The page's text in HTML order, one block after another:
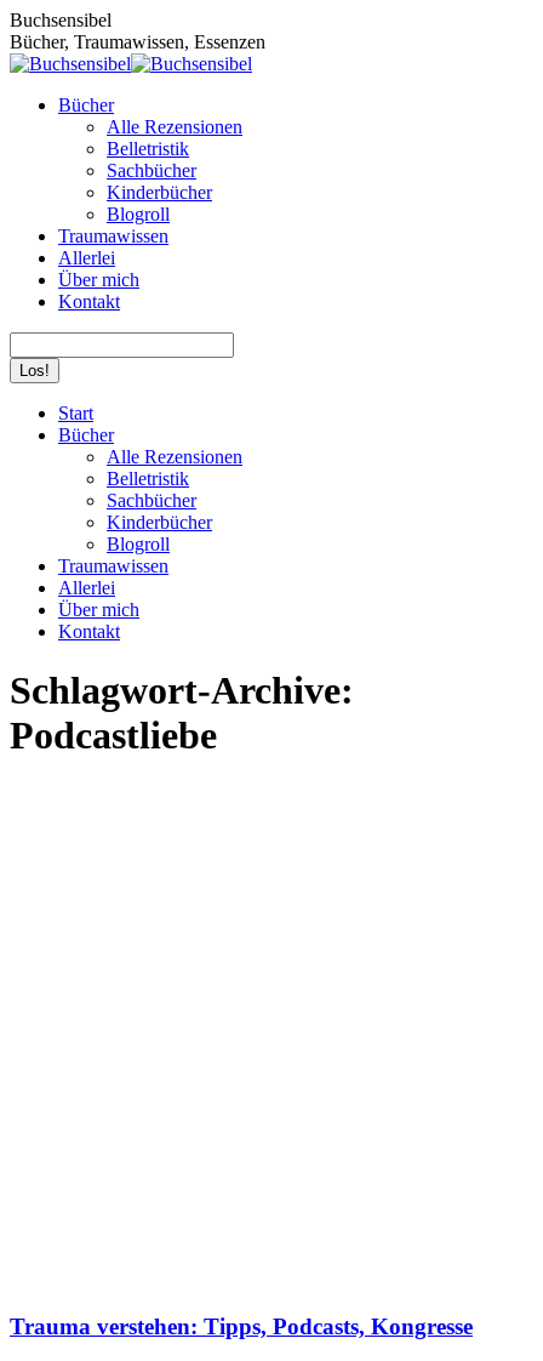
Zum
Inhalt
springen
Buchsensibel
Bücher, Traumawissen, Essenzen
Bücher
Alle Rezensionen
Belletristik
Sachbücher
Kinderbücher
Blogroll
Traumawissen
Allerlei
Über mich
Kontakt
page
opens
page
opens
Start
Bücher
Alle Rezensionen
Belletristik
Sachbücher
Kinderbücher
Blogroll
Traumawissen
Allerlei
Über mich
Kontakt
Schlagwort-Archive:
Podcastliebe
Trauma verstehen: Tipps, Podcasts, Kongresse